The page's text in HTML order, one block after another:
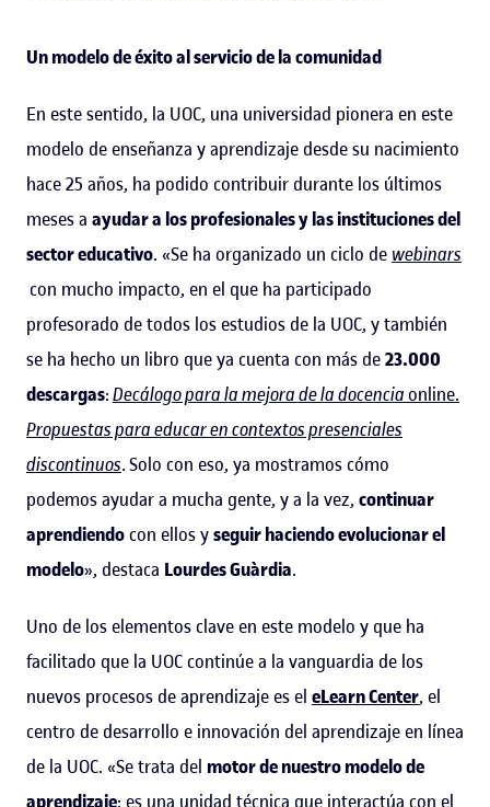
Un modelo de éxito al servicio de la comunidad
En este sentido, la UOC, una universidad pionera en este
modelo de enseñanza y aprendizaje desde su nacimiento
hace 25 años, ha podido contribuir durante los últimos
meses a ayudar a los profesionales y las instituciones del
sector educativo. «Se ha organizado un ciclo de webinars
con mucho impacto, en el que ha participado
profesorado de todos los estudios de la UOC, y también
se ha hecho un libro que ya cuenta con más de23.000
descargas:Decálogo para la mejora de la docenciaonline.
Propuestas para educar en contextos presenciales
discontinuos. Solo con eso, ya mostramos cómo
podemos ayudar a mucha gente, y a la vez, continuar
aprendiendocon ellos yseguir haciendo evolucionar el
modelo», destaca Lourdes Guàrdia.
Uno de los elementos clave en este modelo y que ha
facilitado que la UOC continúe a la vanguardia de los
nuevos procesos de aprendizaje es el eLearn Center, el
centro de desarrollo e innovación del aprendizaje en línea
de la UOC. «Se trata del motor de nuestro modelo de
aprendizaje: es una unidad técnica que interactúa con el